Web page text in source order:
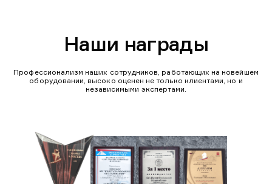
Наши награды
Профессионализм наших сотрудников, работающих на новейшем
оборудовании, высоко оценен не только клиентами, но и
независимыми экспертами.